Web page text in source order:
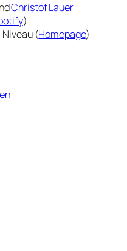
Christof Lauer
)
Niveau (Homepage)